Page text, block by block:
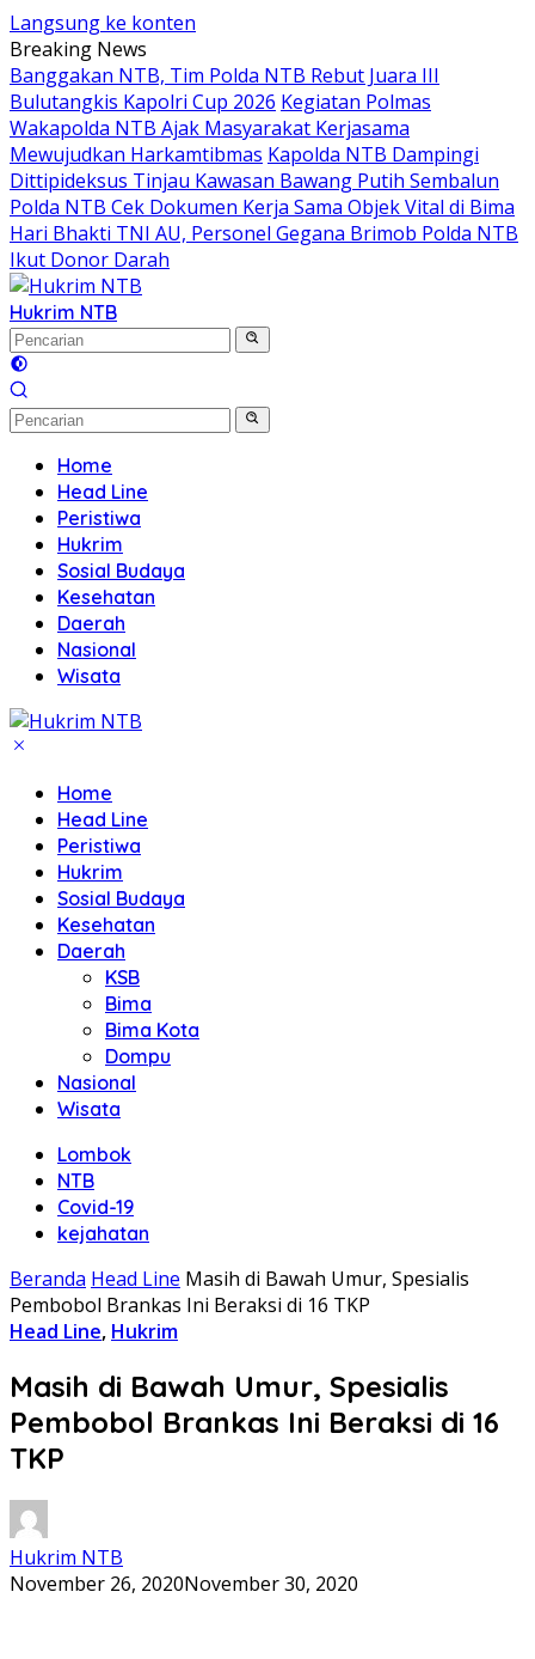
Langsung ke konten
Breaking News
Banggakan NTB, Tim Polda NTB Rebut Juara III
Bulutangkis Kapolri Cup 2026 Kegiatan Polmas
Wakapolda NTB Ajak Masyarakat Kerjasama
Mewujudkan Harkamtibmas Kapolda NTB Dampingi
Dittipideksus Tinjau Kawasan Bawang Putih Sembalun
Polda NTB Cek Dokumen Kerja Sama Objek Vital di Bima
Hari Bhakti TNI AU, Personel Gegana Brimob Polda NTB
Ikut Donor Darah
Hukrim NTB
Home
Head Line
Peristiwa
Hukrim
Sosial Budaya
Kesehatan
Daerah
Nasional
Wisata
Home
Head Line
Peristiwa
Hukrim
Sosial Budaya
Kesehatan
Daerah
KSB
Bima
Bima Kota
Dompu
Nasional
Wisata
Lombok
NTB
Covid-19
kejahatan
Beranda Head Line Masih di Bawah Umur, Spesialis
Pembobol Brankas Ini Beraksi di 16 TKP
Head Line, Hukrim
Masih di Bawah Umur, Spesialis
Pembobol Brankas Ini Beraksi di 16
TKP
Hukrim NTB
November 26, 2020November 30, 2020